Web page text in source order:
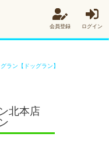
会員登録 ログイン
ラン【ドッグラン】
北本店